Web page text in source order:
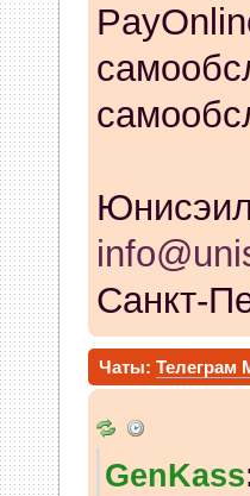
Санкт-
Чаты:Телеграм
GenKass